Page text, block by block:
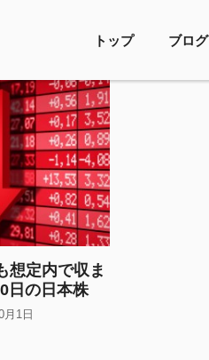
トップ ブログ
想定内で収ま
日の日本株
月1日